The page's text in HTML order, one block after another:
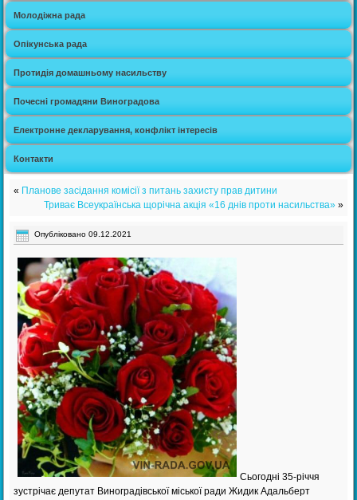
Молодіжна рада
Опікунська рада
Протидія домашньому насильству
Почесні громадяни Виноградова
Електронне декларування, конфлікт інтересів
Контакти
« Планове засідання комісії з питань захисту прав дитини
Триває Всеукраїнська щорічна акція «16 днів проти насильства»»
Опубліковано 09.12.2021
Сьогодні 35-річчя
зустрічає депутат Виноградівської міської ради Жидик Адальберт